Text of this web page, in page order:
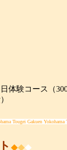
日体験コース（
Tougei Gakuen
◆◆◆